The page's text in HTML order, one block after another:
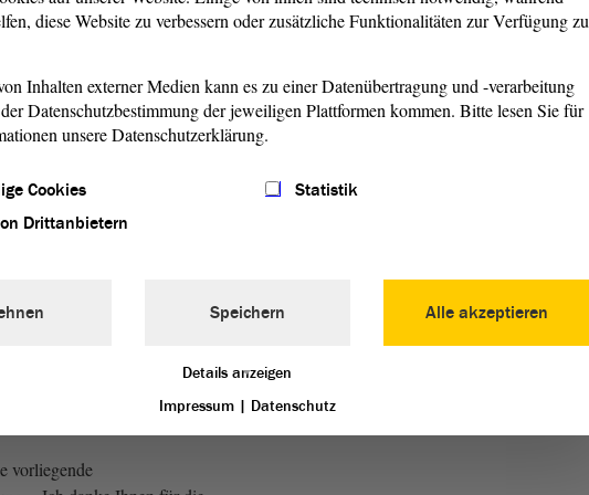
mit den Hochschulen für
hochschulspezifisch zu
Beschluss ist ein
dieLandesregierung, hier
Redebeitrag mit einem
Hochschullandschaft
mehr exzellente
hervorzubringen,
exzellente Lehre mit
Diese können wir nur im
binden, wenn wir echte
bieten, die über
vorliegende
diese Website zu verbessern oder zusätzliche Funktionalitäten zur Verfügung zu
Inhalten externer Medien kann es zu einer Datenübertragung und -verarbeitung
Datenschutzbestimmung der jeweiligen Plattformen kommen. Bitte lesen Sie für
unsere Datenschutzerklärung.
Cookies
Statistik
Drittanbietern
Alle akzeptieren
Speichern
Details anzeigen
Impressum | Datenschutz